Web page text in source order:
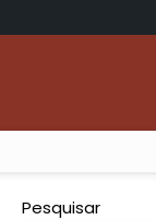
Pesquisar